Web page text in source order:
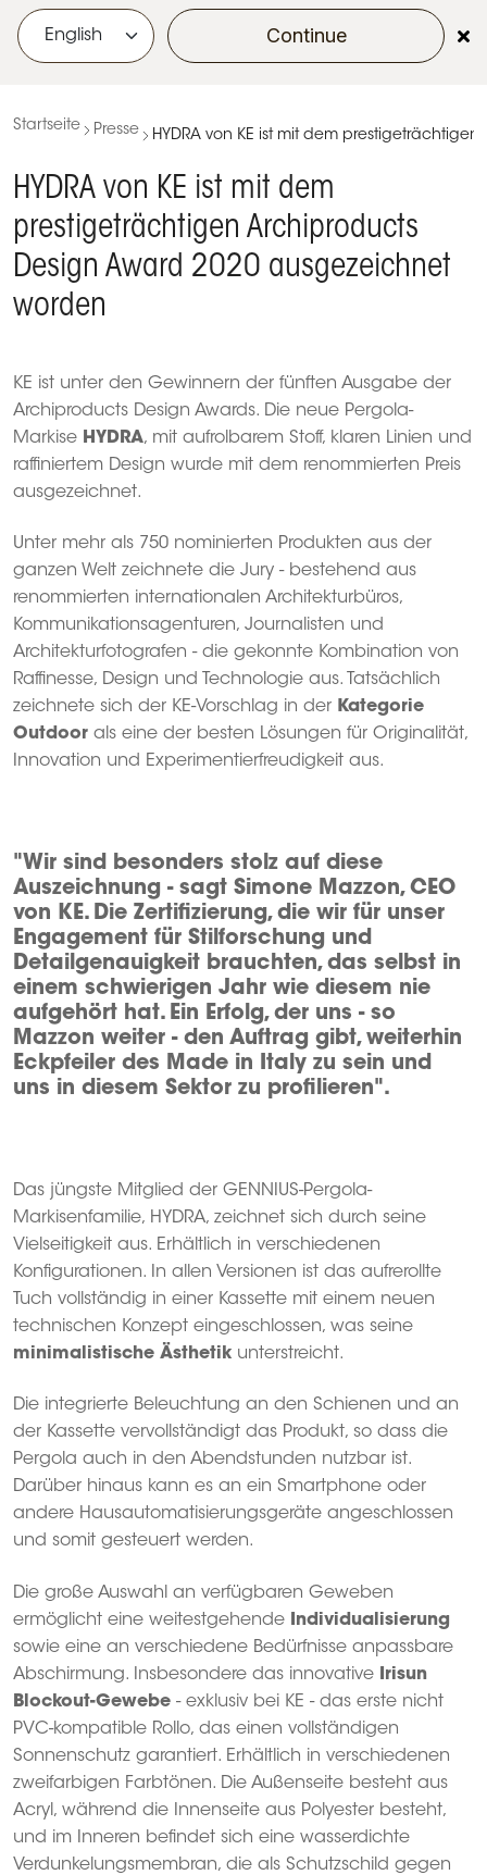
Continue
Startseite Presse HYDRA von KE ist mit dem
HYDRA von KE ist mit dem
prestigeträchtigen Archiproducts
Design Award 2020 ausgezeichnet
worden
KE ist unter den Gewinnern der fünften Ausgabe der
Archiproducts Design Awards. Die neue Pergola-
Markise HYDRA, mit aufrolbarem Stoff, klaren Linien und
raffiniertem Design wurde mit dem renommierten Preis
ausgezeichnet.
Unter mehr als 750 nominierten Produkten aus der
ganzen Welt zeichnete die Jury - bestehend aus
renommierten internationalen Architekturbüros,
Kommunikationsagenturen, Journalisten und
Architekturfotografen - die gekonnte Kombination von
Raffinesse, Design und Technologie aus. Tatsächlich
zeichnete sich der KE-Vorschlag in der Kategorie
Outdoor als eine der besten Lösungen für Originalität,
Innovation und Experimentierfreudigkeit aus.
"Wir sind besonders stolz auf diese
Auszeichnung - sagt Simone Mazzon, CEO
von KE. Die Zertifizierung, die wir für unser
Engagement für Stilforschung und
Detailgenauigkeit brauchten, das selbst in
einem schwierigen Jahr wie diesem nie
aufgehört hat. Ein Erfolg, der uns - so
Mazzon weiter - den Auftrag gibt, weiterhin
Eckpfeiler des Made in Italy zu sein und
uns in diesem Sektor zu profilieren".
Das jüngste Mitglied der GENNIUS-Pergola-
Markisenfamilie, HYDRA, zeichnet sich durch seine
Vielseitigkeit aus. Erhältlich in verschiedenen
Konfigurationen. In allen Versionen ist das aufrerollte
Tuch vollständig in einer Kassette mit einem neuen
technischen Konzept eingeschlossen, was seine
minimalistische Ästhetik unterstreicht.
Die integrierte Beleuchtung an den Schienen und an
der Kassette vervollständigt das Produkt, so dass die
Pergola auch in den Abendstunden nutzbar ist.
Darüber hinaus kann es an ein Smartphone oder
andere Hausautomatisierungsgeräte angeschlossen
und somit gesteuert werden.
Die große Auswahl an verfügbaren Geweben
ermöglicht eine weitestgehende
Individualisierung
sowie eine an verschiedene Bedürfnisse anpassbare
Abschirmung. Insbesondere das innovative
Irisun
Blockout-Gewebe - exklusiv bei KE - das erste nicht
PVC-kompatible Rollo, das einen vollständigen
Sonnenschutz garantiert. Erhältlich in verschiedenen
zweifarbigen Farbtönen. Die Außenseite besteht aus
Acryl, während die Innenseite aus Polyester besteht,
und im Inneren befindet sich eine wasserdichte
Verdunkelungsmembran, die als Schutzschild gegen